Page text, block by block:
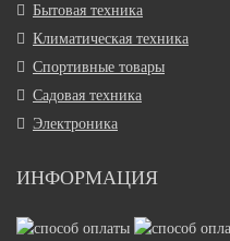
Бытовая техника
Климатическая техника
Спортивные товары
Садовая техника
Электроника
ИНФОРМАЦИЯ